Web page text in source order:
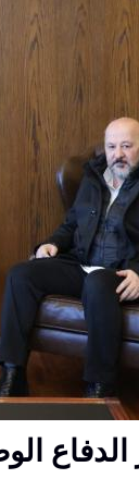
الدفاع